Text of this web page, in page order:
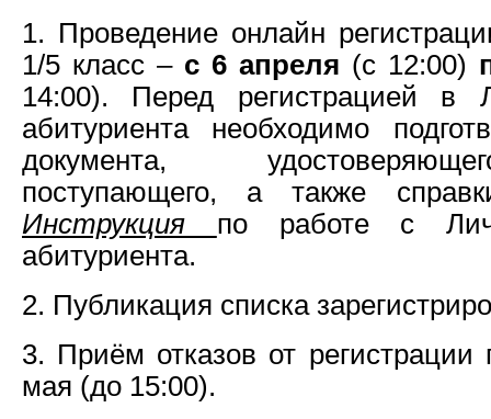
1. Проведение онлайн
1/5 класс – с 6 апреля (с 12:00)
14:00). Перед регистрацией в
абитуриента необходимо
документа,
поступающего, а также
Инструкция по работе с
абитуриента.
2. Публикация списка
3. Приём отказов от регистрации
мая (до 15:00).